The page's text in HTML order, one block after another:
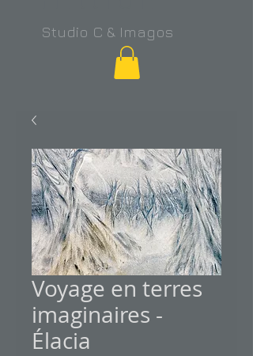
Studio C & Imagos
Voyage en terres
imaginaires -
Élacia